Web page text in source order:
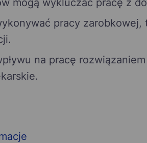
mogą wykluczać pracę z
pracy
na pracę